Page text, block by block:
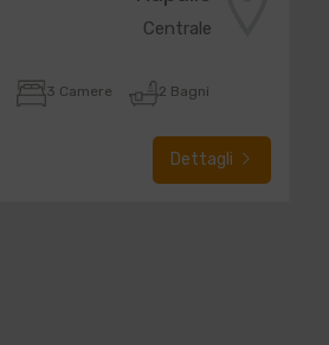
Centrale
3 Camere 2 Bagni
Dettagli